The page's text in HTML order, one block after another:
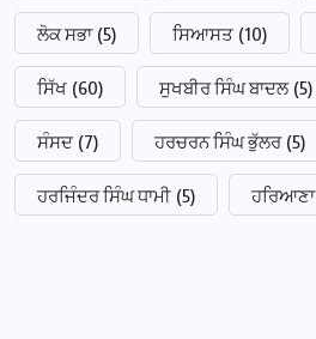
ਲੋਕ ਸਭਾ (5) ਸਿਆਸਤ (10)
ਸਿੱਖ (60) ਸੁਖਬੀਰ ਸਿੰਘ ਬਾਦਲ (5)
ਸੰਸਦ (7) ਹਰਚਰਨ ਸਿੰਘ ਭੁੱਲਰ (5)
ਹਰਜਿੰਦਰ ਸਿੰਘ ਧਾਮੀ (5) ਹਰਿਆਣਾ